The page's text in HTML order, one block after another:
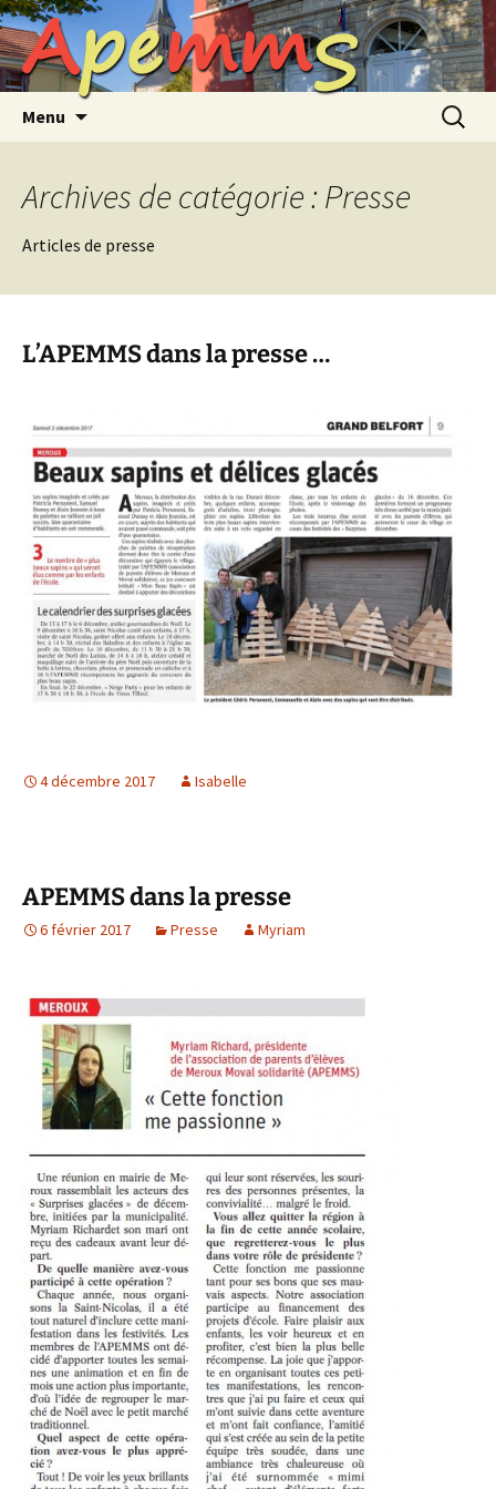
Aller
au
contenu
ApemmS
Menu
Archives de catégorie : Presse
Articles de presse
L’APEMMS dans la presse …
4 décembre 2017 Isabelle
APEMMS dans la presse
6 février 2017 Presse Myriam